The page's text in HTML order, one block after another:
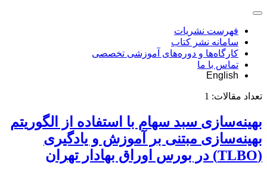
فهرست نشریات
سامانه نشر کتاب
کارگاه‌ها و دوره‌های آموزشی تخصصی
تماس با ما
English
تعداد مقالات: 1
بهینه‌سازی سبد سهام با استفاده از الگوریتم
بهینه‌سازی مبتنی بر آموزش و یادگیری
(TLBO) در بورس اوراق بهادار تهران